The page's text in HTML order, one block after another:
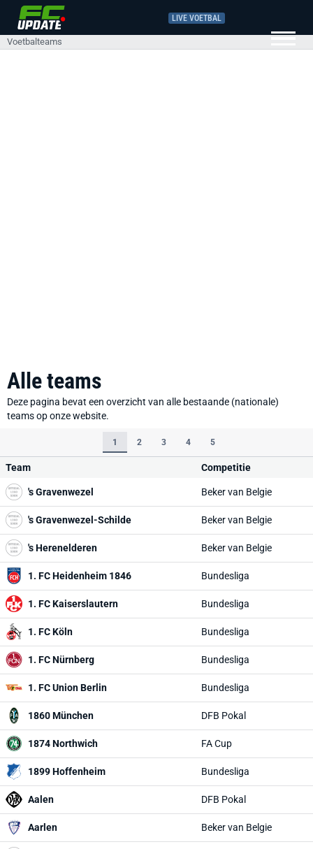
LIVE VOETBAL
Voetbalteams
Alle teams
Deze pagina bevat een overzicht van alle bestaande (nationale)
teams op onze website.
1 2 3 4 5
Team Competitie
's Gravenwezel Beker van Belgie
's Gravenwezel-Schilde Beker van Belgie
's Herenelderen Beker van Belgie
1. FC Heidenheim 1846 Bundesliga
1. FC Kaiserslautern Bundesliga
1. FC Köln Bundesliga
1. FC Nürnberg Bundesliga
1. FC Union Berlin Bundesliga
1860 München DFB Pokal
1874 Northwich FA Cup
1899 Hoffenheim Bundesliga
Aalen DFB Pokal
Aarlen Beker van Belgie